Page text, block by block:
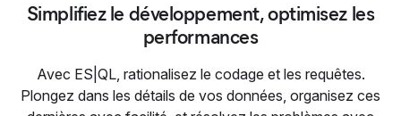
Simplifiez le développement, optimisez les
performances
Avec ES|QL, rationalisez le codage et les requêtes.
Plongez dans les détails de vos données, organisez ces